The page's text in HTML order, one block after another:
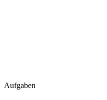
Aufgaben